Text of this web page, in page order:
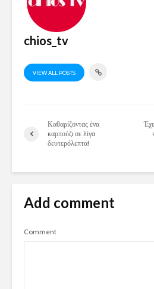
chios_tv
VIEW ALL POSTS
Καθαρίζοντας ένα
καρπούζι σε λίγα
δευτερόλεπτα!
Add comment
Comment